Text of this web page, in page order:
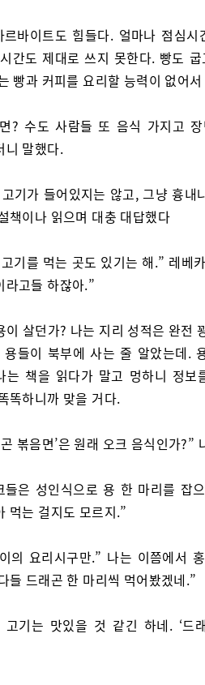
르바이트도 힘들다. 얼마나 점심
간도 제대로 쓰지 못한다. 빵도
빵과 커피를 요리할 능력이 없어
? 수도 사람들 또 음식 가지고
니 말했다.
기가 들어있지는 않고, 그냥 흉내
책이나 읽으며 대충 대답했다
기를 먹는 곳도 있기는 해.” 레베
라고들 하잖아.”
이 살던가? 나는 지리 성적은 완전
들이 북부에 사는 줄 알았는데.
는 책을 읽다가 말고 멍하니 정보
똑하니까 맞을 거다.
볶음면’은 원래 오크 음식인가?”
들은 성인식으로 용 한 마리를 잡
먹는 걸지도 모르지.”
의 요리시구만.” 나는 이쯤에서
들 드래곤 한 마리씩 먹어봤겠네.”
고기는 맛있을 것 같긴 하네. ‘드